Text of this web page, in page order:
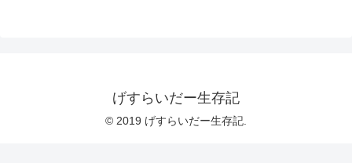
げすらいだー生存記
© 2019 げすらいだー生存記.